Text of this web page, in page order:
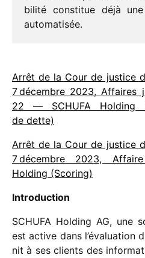
bi­lité consti­tue déjà
automatisée.
Arrêt de la Cour de justice
7 décembre 2023, Affaires
22 — SCHUFA Holding
de dette)
Arrêt de la Cour de justice
7 décembre 2023, Affaire
Holding (Scoring)
Introduction
SCHUFA Holding AG, une
est active dans l’évaluation
nit à ses clients des